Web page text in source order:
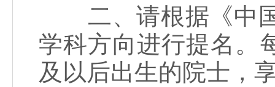
二、请根据《中国
学科方向进行提名。
及以后出生的院士，